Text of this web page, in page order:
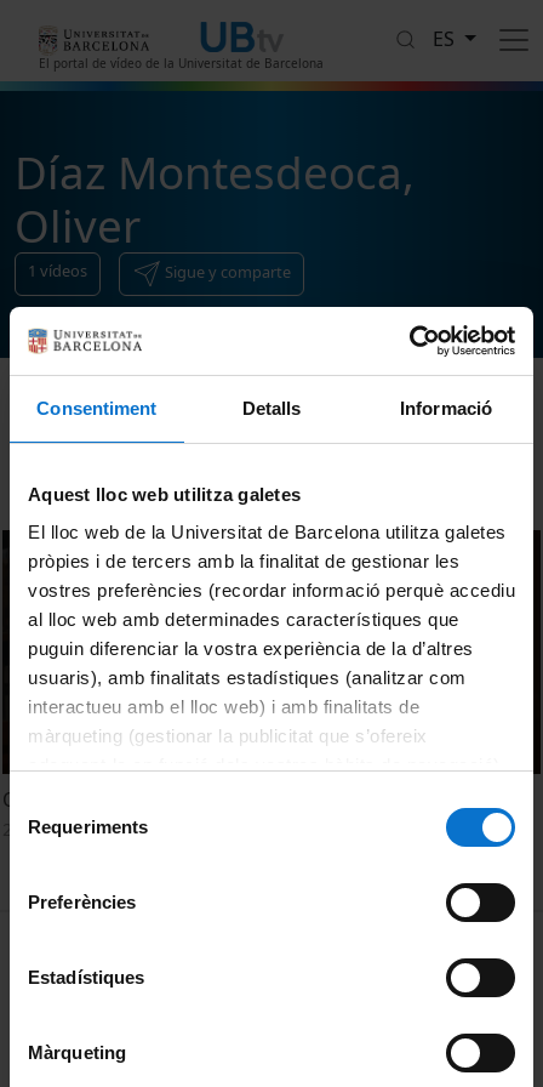
Consentiment Detalls Informació
Aquest lloc web utilitza galetes
El lloc web de la Universitat de Barcelona utilitza galetes
pròpies i de tercers amb la finalitat de gestionar les
vostres preferències (recordar informació perquè accediu
al lloc web amb determinades característiques que
puguin diferenciar la vostra experiència de la d’altres
usuaris), amb finalitats estadístiques (analitzar com
interactueu amb el lloc web) i amb finalitats de
màrqueting (gestionar la publicitat que s’ofereix
consultar laPolítica de galetes del lloc web de la
Selecció
Requeriments
Preferències
Estadístiques
Màrqueting
El portal de vídeo de la Universitat de Barcelona
ES
Díaz Montesdeoca,
Oliver
1 vídeos Sigue y comparte
Oliver Díaz. La revolució digital: estem tots preparats?
28 Octubre, 2021
Política de Cookies
Privacidad y términos